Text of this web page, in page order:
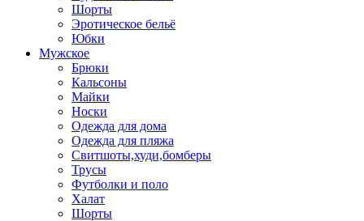
Шорты
Эротическое бельё
Юбки
Мужское
Брюки
Кальсоны
Майки
Носки
Одежда для дома
Одежда для пляжа
Свитшоты,худи,бомберы
Трусы
Футболки и поло
Халат
Шорты